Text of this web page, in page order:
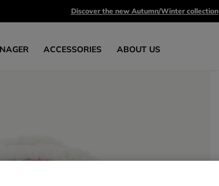
Discover the new Autumn/Winter collection
ACCESSORIES ABOUT US